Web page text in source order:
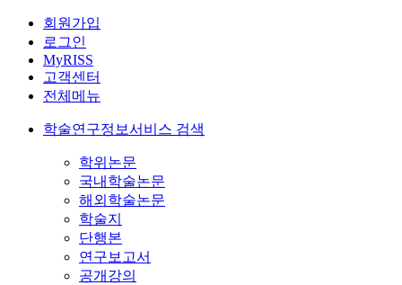
회원가입
로그인
MyRISS
고객센터
전체메뉴
학술연구정보서비스 검색
학위논문
국내학술논문
해외학술논문
학술지
단행본
연구보고서
공개강의